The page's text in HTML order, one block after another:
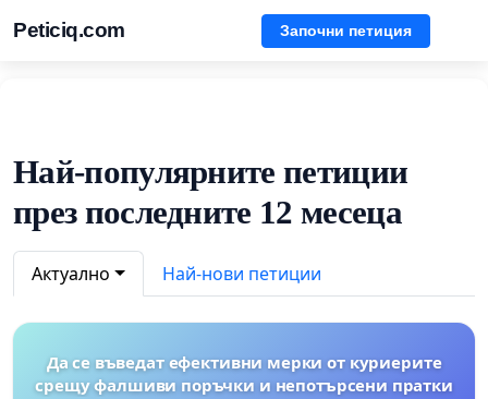
Peticiq.com Започни петиция
Най-популярните петиции
през последните 12 месеца
Актуално Най-нови петиции
Да се въведат ефективни мерки от куриерите
срещу фалшиви поръчки и непотърсени пратки